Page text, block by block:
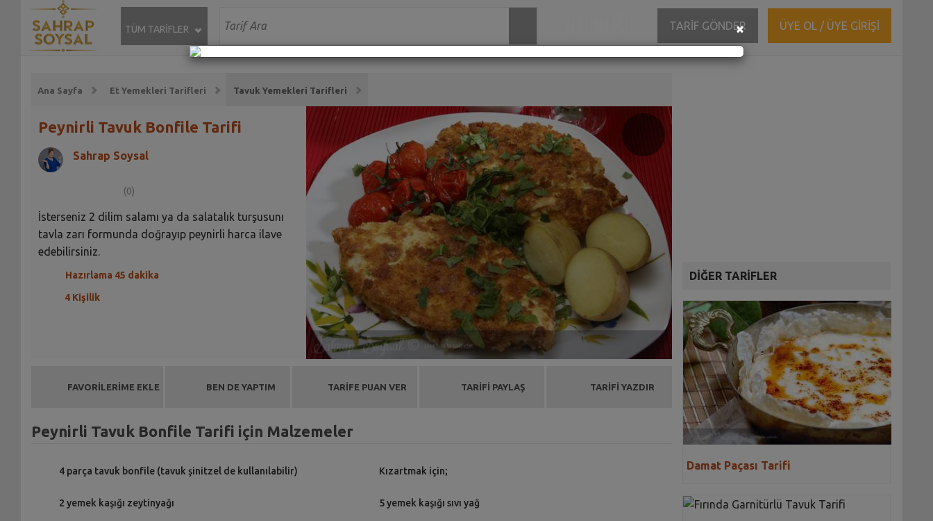
TÜM TARİFLER TARİF GÖNDER ÜYE OL / ÜYE GİRİŞİ
Ana Sayfa Et Yemekleri Tarifleri Tavuk Yemekleri Tarifleri
Peynirli Tavuk Bonfile Tarifi
Sahrap Soysal
(0)
İsterseniz 2 dilim salamı ya da salatalık turşusunı
tavla zarı formunda doğrayıp peynirli harca ilave
edebilirsiniz.
Hazırlama 45 dakika
4 Kişilik
FAVORİLERİME EKLE BEN DE YAPTIM TARİFE PUAN VER TARİFİ PAYLAŞ TARİFİ YAZDIR
Peynirli Tavuk Bonfile Tarifi için Malzemeler
4 parça tavuk bonfile (tavuk şinitzel de kullanılabilir)
2 yemek kaşığı zeytinyağı
Kızartmak için;
5 yemek kaşığı sıvı yağ
DİĞER TARİFLER
Damat Paçası Tarifi
×Close